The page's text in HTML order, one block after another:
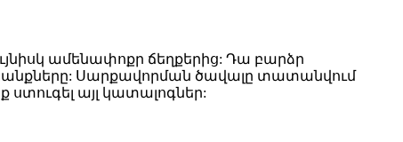
ամենափոքր ճեղքերից: Դա բարձր
Սարքավորման ծավալը տատանվում
ստուգել այլ կատալոգներ: